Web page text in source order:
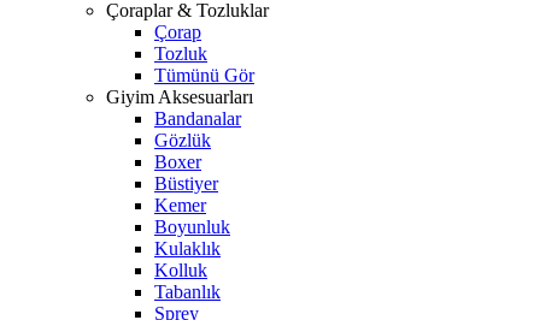
Çoraplar & Tozluklar
Çorap
Tozluk
Tümünü Gör
Giyim Aksesuarları
Bandanalar
Gözlük
Boxer
Büstiyer
Kemer
Boyunluk
Kulaklık
Kolluk
Tabanlık
Sprey